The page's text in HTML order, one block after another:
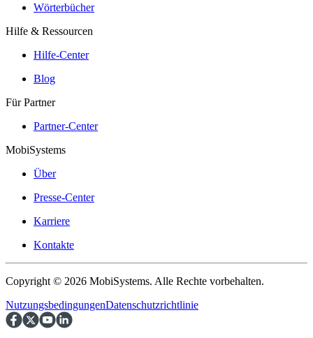
Wörterbücher
Hilfe & Ressourcen
Hilfe-Center
Blog
Für Partner
Partner-Center
MobiSystems
Über
Presse-Center
Karriere
Kontakte
Copyright © 2026 MobiSystems. Alle Rechte vorbehalten.
NutzungsbedingungenDatenschutzrichtlinie